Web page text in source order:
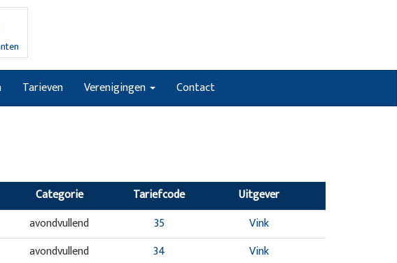
Tarieven Verenigingen Contact
Categorie Tariefcode
Uitgever
avondvullend 35
Vink
avondvullend 34
Vink